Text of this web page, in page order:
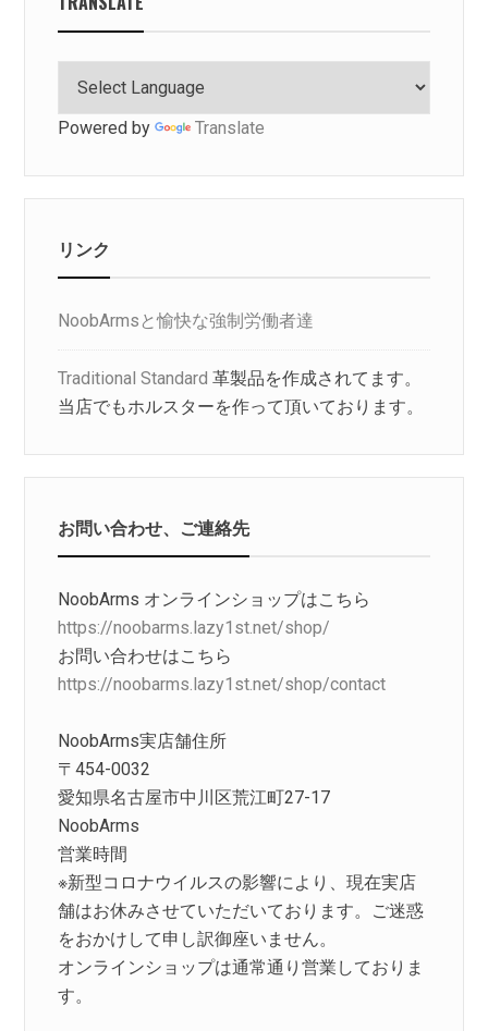
Powered by Translate
リンク
NoobArmsと愉快な強制労働者達
Traditional Standard 革製品を作成されてます。
当店でもホルスターを作って頂いております。
お問い合わせ、ご連絡先
NoobArms オンラインショップはこちら
https://noobarms.lazy1st.net/shop/
お問い合わせはこちら
https://noobarms.lazy1st.net/shop/contact
NoobArms実店舗住所
〒454-0032
愛知県名古屋市中川区荒江町27-17
NoobArms
営業時間
※新型コロナウイルスの影響により、現在実店
舗はお休みさせていただいております。ご迷惑
をおかけして申し訳御座いません。
オンラインショップは通常通り営業しておりま
す。